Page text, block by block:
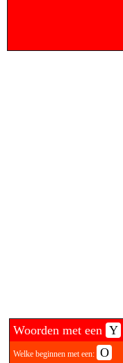
Woorden met een Y
Welke beginnen met een: O